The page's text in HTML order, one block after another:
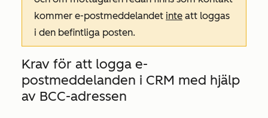
kommer e-postmeddelandet inte att loggas
i den befintliga posten.
Krav för att logga e-
postmeddelanden i CRM med hjälp
av BCC-adressen